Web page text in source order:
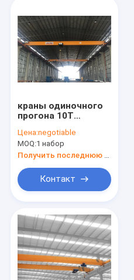
краны одиночного
прогона 10T
Цена:negotiable
MOQ:1 набор
Контакт